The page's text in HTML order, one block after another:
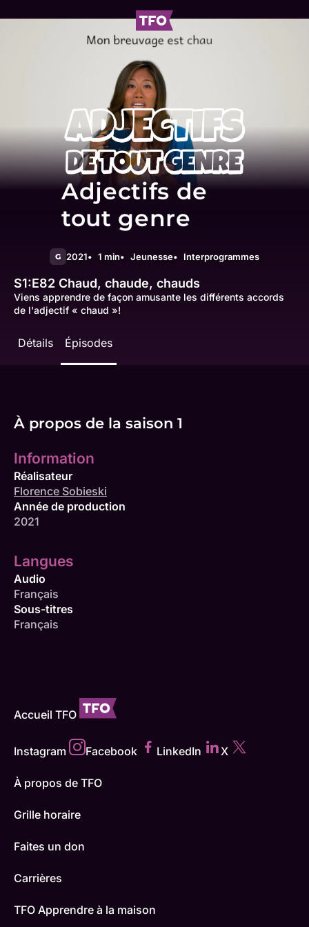
Adjectifs de
tout genre
G 2021 1 min Jeunesse Interprogrammes
S1:E82 Chaud, chaude, chauds
Viens apprendre de façon amusante les différents accords
de l'adjectif « chaud »!
Détails Épisodes
À propos de la saison 1
Information
Réalisateur
Florence Sobieski
Année de production
2021
Langues
Audio
Français
Sous-titres
Français
Accueil TFO
Instagram Facebook LinkedIn X
À propos de TFO
Grille horaire
Faites un don
Carrières
TFO Apprendre à la maison